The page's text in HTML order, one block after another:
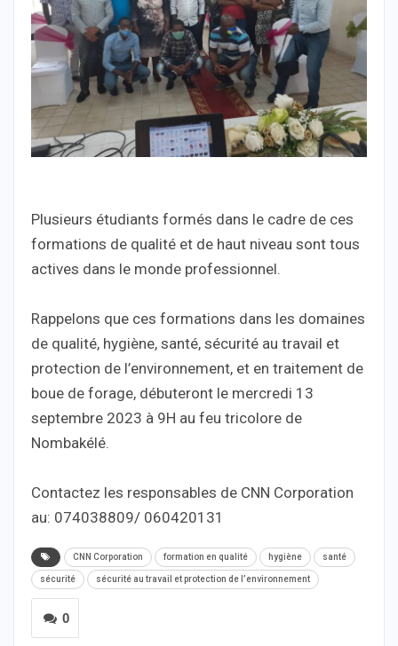
Plusieurs étudiants formés dans le cadre de ces
formations de qualité et de haut niveau sont tous
actives dans le monde professionnel.
Rappelons que ces formations dans les domaines
de qualité, hygiène, santé, sécurité au travail et
protection de l’environnement, et en traitement de
boue de forage, débuteront le mercredi 13
septembre 2023 à 9H au feu tricolore de
Nombakélé.
Contactez les responsables de CNN Corporation
au: 074038809/ 060420131
CNN Corporation formation en qualité hygiène santé
sécurité sécurité au travail et protection de l’environnement
0